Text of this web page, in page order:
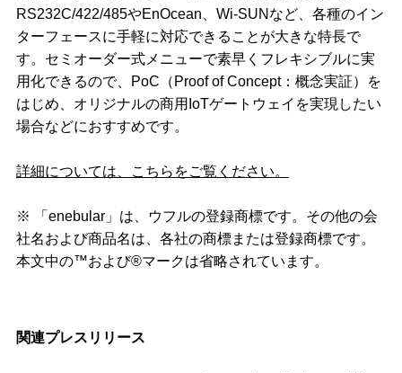
RS232C/422/485やEnOcean、Wi-SUNなど、各種のイン
ターフェースに手軽に対応できることが大きな特長で
す。セミオーダー式メニューで素早くフレキシブルに実
用化できるので、PoC（Proof of Concept：概念実証）を
はじめ、オリジナルの商用IoTゲートウェイを実現したい
場合などにおすすめです。
詳細については、こちらをご覧ください。
※ 「enebular」は、ウフルの登録商標です。その他の会
社名および商品名は、各社の商標または登録商標です。
本文中の™および®マークは省略されています。
関連プレスリリース